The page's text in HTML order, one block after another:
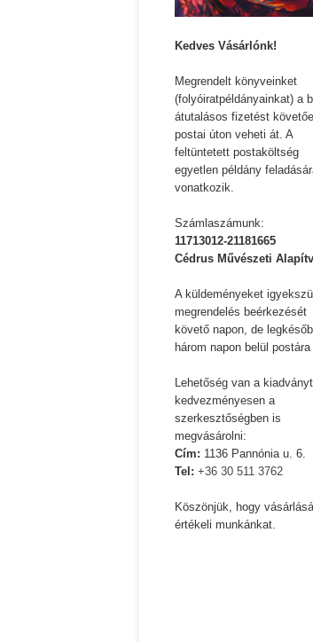
Kedves Vásárlónk!
Megrendelt könyveinket
(folyóiratpéldányainkat) a
átutalásos fizetést
postai úton veheti át. A
feltüntetett postaköltség
egyetlen példány
vonatkozik.
Számlaszámunk:
11713012-21181665
Cédrus Művészeti
A küldeményeket
megrendelés beérkezését
követő napon, de
három napon belül postára
Lehetőség van a kiadványt
kedvezményesen a
szerkesztőségben is
megvásárolni:
Cím: 1136 Pannónia u. 6.
Tel: +36 30 511 3762
Köszönjük, hogy
értékeli munkánkat.
Marietta: Szavak a fényből Káplán